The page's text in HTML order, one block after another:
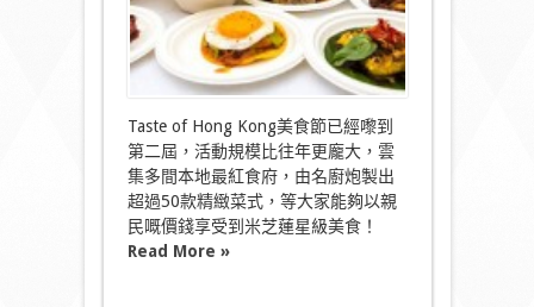
$50
起〉
中
Taste of Hong Kong美食節已經嚟到
第二屆，活動規模比往年更龐大，雲
集多間本地最紅食府，由名廚炮製出
超過50款精緻菜式，等大家能夠以親
民嘅價錢享受到米芝蓮星級美食！
Read More »